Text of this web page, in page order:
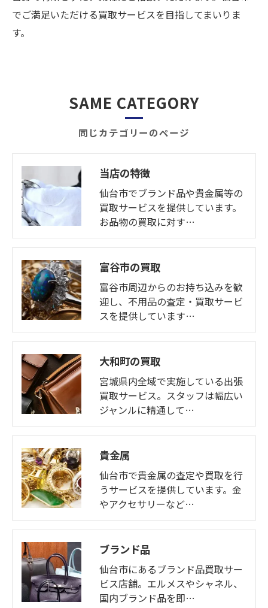
でご満足いただける買取サービスを目指してまいりま
す。
同じカテゴリーのページ
SAME CATEGORY
当店の特徴
仙台市でブランド品や貴金属等の
買取サービスを提供しています。
お品物の買取に対す…
富谷市の買取
富谷市周辺からのお持ち込みを歓
迎し、不用品の査定・買取サービ
スを提供しています…
大和町の買取
宮城県内全域で実施している出張
買取サービス。スタッフは幅広い
ジャンルに精通して…
貴金属
仙台市で貴金属の査定や買取を行
うサービスを提供しています。金
やアクセサリーなど…
ブランド品
仙台市にあるブランド品買取サー
ビス店舗。エルメスやシャネル、
国内ブランド品を即…